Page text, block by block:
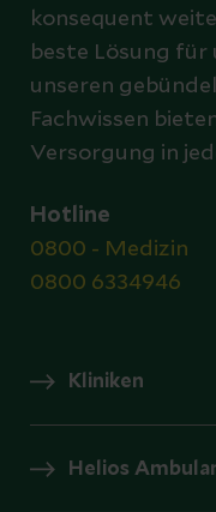
konsequent
beste Lösung für
unseren
Fachwissen
Versorgung in
Hotline
0800 - Medizin
0800 6334946
Kliniken
Helios